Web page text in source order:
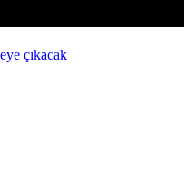
çıkacak